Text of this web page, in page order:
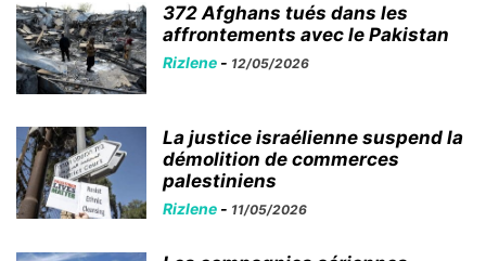
372 Afghans tués dans les
affrontements avec le Pakistan
Rizlene - 12/05/2026
La justice israélienne suspend la
démolition de commerces
palestiniens
Rizlene - 11/05/2026